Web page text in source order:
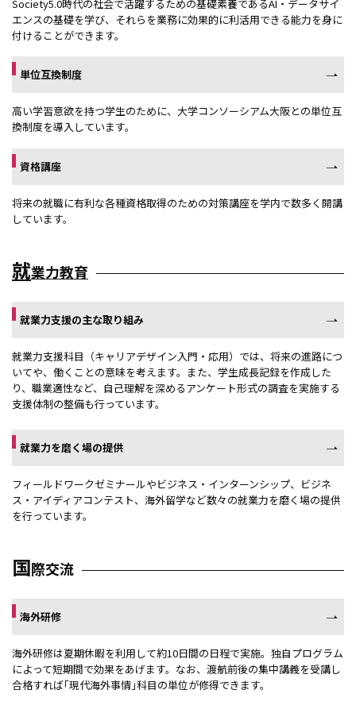
Society5.0時代の社会で活躍するための基礎素養であるAI・データサイ
エンスの基礎を学び、それらを業務に効果的に利活用できる能力を身に
付けることができます。
単位互換制度
高い学習意欲を持つ学生のために、大学コンソーシアム大阪との単位互
換制度を導入しています。
資格講座
将来の就職に有利な各種資格取得のための対策講座を学内で数多く開講
しています。
就業力教育
就業力支援の主な取り組み
就業力支援科目（キャリアデザイン入門・応用）では、将来の進路につ
いてや、働くことの意味を考えます。また、学生成長記録を作成した
り、職業適性など、自己理解を深めるアンケート形式の調査を実施する
支援体制の整備も行っています。
就業力を磨く場の提供
フィールドワークゼミナールやビジネス・インターンシップ、ビジネ
ス・アイディアコンテスト、海外留学など数々の就業力を磨く場の提供
を行っています。
国際交流
海外研修
海外研修は夏期休暇を利用して約10日間の日程で実施。独自プログラム
によって短期間で効果をあげます。なお、渡航前後の集中講義を受講し
合格すれば｢現代海外事情｣科目の単位が修得できます。